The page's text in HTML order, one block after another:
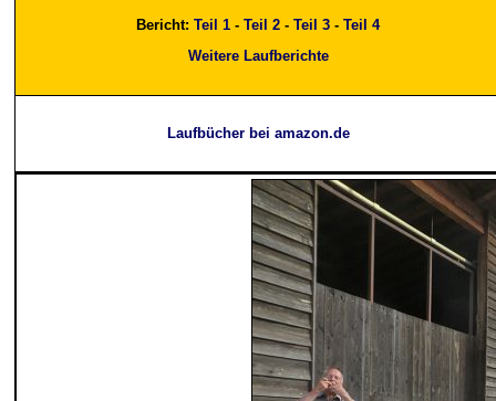
Bericht: Teil 1 - Teil 2 - Teil 3 - Teil 4
Weitere Laufberichte
Laufbücher bei amazon.de